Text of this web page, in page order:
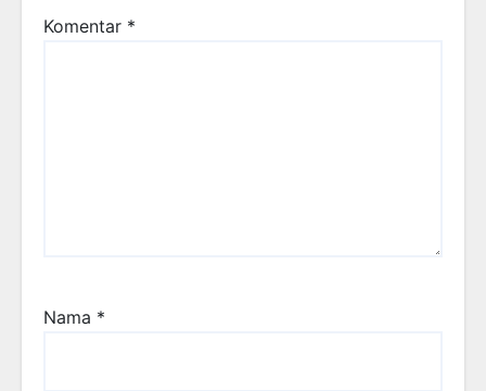
Komentar *
Nama *